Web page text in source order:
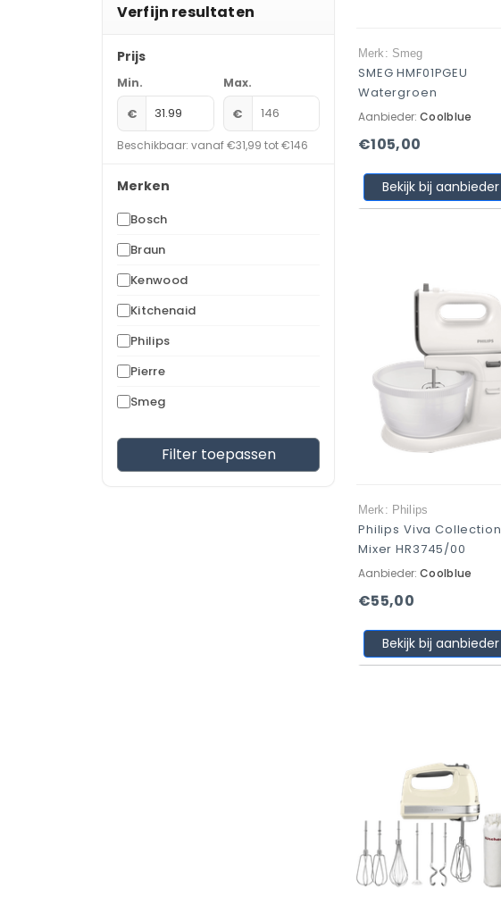
Merk: Smeg
SMEG HMF01PGEU
Watergroen
Aanbieder: Coolblue
€105,00
Bekijk bij aanbieder
Merk: Philips
Philips Viva Collection
Mixer HR3745/00
Aanbieder: Coolblue
€55,00
Bekijk bij aanbieder
Verfijn resultaten
Prijs
Min.
€
Max.
€
Beschikbaar: vanaf €31,99 tot €146
Merken
Bosch
Braun
Kenwood
Kitchenaid
Philips
Pierre
Smeg
Filter toepassen